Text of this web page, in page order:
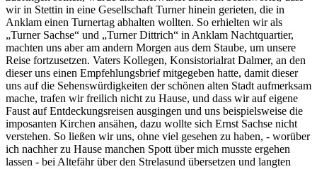
wir in Stettin in eine Gesellschaft Turner hinein gerieten, die in
Anklam einen Turnertag abhalten wollten. So erhielten wir als
Turner Sachse
und Turner Dittrich
in Anklam Nachtquartier,
machten uns aber am andern Morgen aus dem Staube, um unsere
Reise fortzusetzen. Vaters Kollegen, Konsistorialrat Dalmer, an den
dieser uns einen Empfehlungsbrief mitgegeben hatte, damit dieser
uns auf die Sehenswürdigkeiten der schönen alten Stadt aufmerksam
mache, trafen wir freilich nicht zu Hause, und dass wir auf eigene
Faust auf Entdeckungsreisen ausgingen und uns beispielsweise die
imposanten Kirchen ansähen, dazu wollte sich Ernst Sachse nicht
verstehen. So ließen wir uns, ohne viel gesehen zu haben, - worüber
ich nachher zu Hause manchen Spott über mich musste ergehen
lassen - bei Altefähr über den Strelasund übersetzen und langten